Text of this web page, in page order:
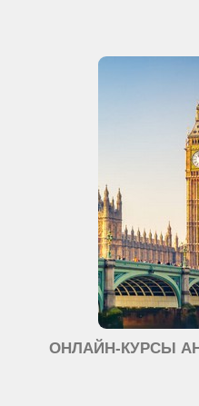
ОНЛАЙН-КУРСЫ